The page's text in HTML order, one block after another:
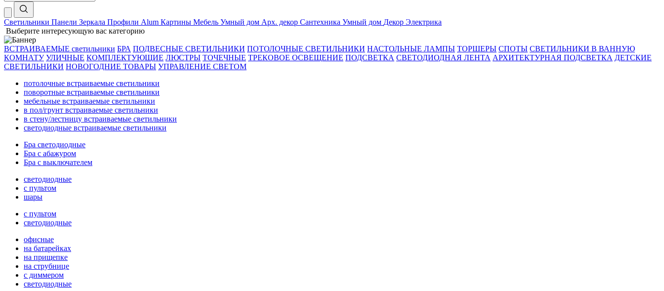
Светильники Панели Зеркала Профили Alum Картины Мебель Умный дом Арх. декор Сантехника Умный дом Декор Электрика
Выберите интересующую вас категорию
ВСТРАИВАЕМЫЕ светильники БРА ПОДВЕСНЫЕ СВЕТИЛЬНИКИ ПОТОЛОЧНЫЕ СВЕТИЛЬНИКИ НАСТОЛЬНЫЕ ЛАМПЫ ТОРШЕРЫ СПОТЫ СВЕТИЛЬНИКИ В ВАННУЮ
КОМНАТУ УЛИЧНЫЕ КОМПЛЕКТУЮЩИЕ ЛЮСТРЫ ТОЧЕЧНЫЕ ТРЕКОВОЕ ОСВЕЩЕНИЕ ПОДСВЕТКА СВЕТОДИОДНАЯ ЛЕНТА АРХИТЕКТУРНАЯ ПОДСВЕТКА ДЕТСКИЕ
СВЕТИЛЬНИКИ НОВОГОДНИЕ ТОВАРЫ УПРАВЛЕНИЕ СВЕТОМ
потолочные встраиваемые светильники
поворотные встраиваемые светильники
мебельные встраиваемые светильники
в пол/грунт встраиваемые светильники
в стену/лестницу встраиваемые светильники
светодиодные встраиваемые светильники
Бра светодиодные
Бра с абажуром
Бра с выключателем
светодиодные
с пультом
шары
с пультом
светодиодные
офисные
на батарейках
на прищепке
на струбнице
с диммером
светодиодные